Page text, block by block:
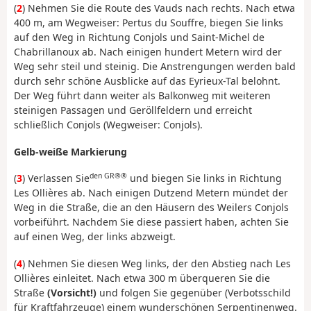
(2) Nehmen Sie die Route des Vauds nach rechts. Nach etwa
400 m, am Wegweiser: Pertus du Souffre, biegen Sie links
auf den Weg in Richtung Conjols und Saint-Michel de
Chabrillanoux ab. Nach einigen hundert Metern wird der
Weg sehr steil und steinig. Die Anstrengungen werden bald
durch sehr schöne Ausblicke auf das Eyrieux-Tal belohnt.
Der Weg führt dann weiter als Balkonweg mit weiteren
steinigen Passagen und Geröllfeldern und erreicht
schließlich Conjols (Wegweiser: Conjols).
Gelb-weiße Markierung
(3) Verlassen Sieden GR®® und biegen Sie links in Richtung
Les Ollières ab. Nach einigen Dutzend Metern mündet der
Weg in die Straße, die an den Häusern des Weilers Conjols
vorbeiführt. Nachdem Sie diese passiert haben, achten Sie
auf einen Weg, der links abzweigt.
(4) Nehmen Sie diesen Weg links, der den Abstieg nach Les
Ollières einleitet. Nach etwa 300 m überqueren Sie die
Straße (Vorsicht!) und folgen Sie gegenüber (Verbotsschild
für Kraftfahrzeuge) einem wunderschönen Serpentinenweg.